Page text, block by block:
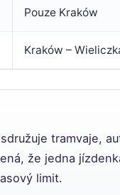
Pouze Kraków
Kraków –
tramvaje,
že jedna
limit.